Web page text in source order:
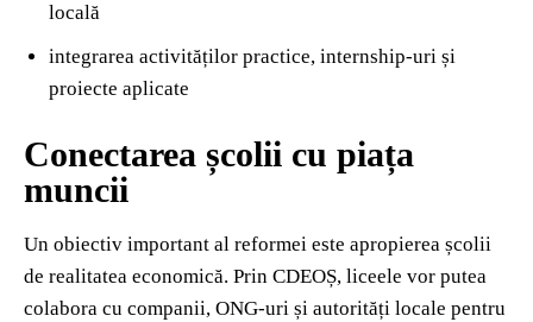
locală
integrarea activităților practice, internship-uri și
proiecte aplicate
Conectarea școlii cu piața
muncii
Un obiectiv important al reformei este apropierea școlii
de realitatea economică. Prin CDEOȘ, liceele vor putea
colabora cu companii, ONG-uri și autorități locale pentru